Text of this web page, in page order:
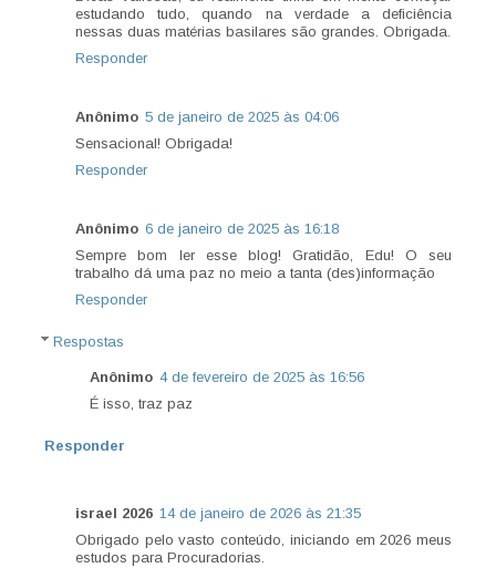
estudando tudo, quando na verdade a deficiência
nessas duas matérias basilares são grandes. Obrigada.
Responder
Anônimo 5 de janeiro de 2025 às 04:06
Sensacional! Obrigada!
Responder
Anônimo 6 de janeiro de 2025 às 16:18
Sempre bom ler esse blog! Gratidão, Edu! O seu
trabalho dá uma paz no meio a tanta (des)informação
Responder
Respostas
Anônimo 4 de fevereiro de 2025 às 16:56
É isso, traz paz
Responder
israel 2026 14 de janeiro de 2026 às 21:35
Obrigado pelo vasto conteúdo, iniciando em 2026 meus
estudos para Procuradorias.